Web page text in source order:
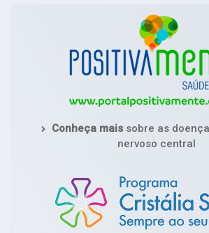
Conheça maissobre as
nervoso central